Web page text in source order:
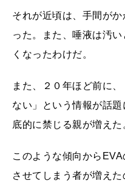
それが近頃は、手間が
った。また、唾液は汚
くなったわけだ。
また、２０年ほど前に
ない」という情報が話
底的に禁じる親が増えた
このような傾向から
させてしまう者が増え